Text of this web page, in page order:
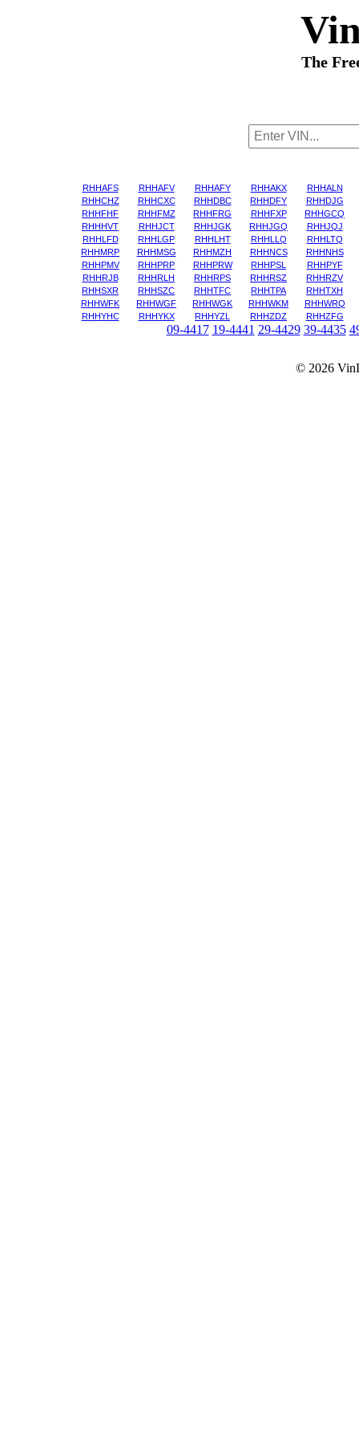
The
RHHAFS RHHAFV RHHAFY RHHAKX
RHHALN
RHHCHZ
RHHCXC RHHDBC RHHDFY
RHHDJG
RHHFHF
RHHFMZ RHHFRG RHHFXP
RHHGCQ
RHHHVT
RHHJCT RHHJGK RHHJGQ
RHHJQJ
RHHLFD
RHHLGP RHHLHT RHHLLQ
RHHLTQ
RHHMRP
RHHMSG RHHMZH RHHNCS
RHHNHS
RHHPMV
RHHPRP RHHPRW RHHPSL
RHHPYF
RHHRJB
RHHRLH RHHRPS RHHRSZ
RHHRZV
RHHSXR
RHHSZC RHHTFC RHHTPA
RHHTXH
RHHWFK
RHHWGF RHHWGK RHHWKM
RHHWRQ
RHHYHC
RHHYKX RHHYZL RHHZDZ RHHZFG
09-4417 19-4441 29-4429 39-4435
© 2026